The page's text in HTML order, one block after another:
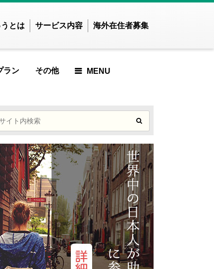
とは サービス内容 海外在住者募集
ベキスタン
カンボジア
ポール
スリランカ
ネパール
ラデシュ
パキスタン
ー共和国
フィリピン
ム
マカオ
シア
ミャンマー
ィブ共和国
ラオス
その他
FEATURED
ARTICLE
記事が見つかりま
せんでした
MOST VIEWED
ARTICLE
記事が見つかりま
せんでした
ラン
FEATURED ARTICLE
た
MOST VIEWED ARTICLE
事が見つかりませんでし
た
PICKUP ARTICLE
ARTICLE
VIEWED ARTICLE
見つかりませんでした
PICKUP ARTICLE
した
でした
でした
んでした
ARTICLE
りませんでした
ARTICLE
りませんでした
ARTICLE
せんでした
ARTICLE
せんでした
ARTICLE
かりませんでした
ARTICLE
つかりませんでした
ARTICLE
MENU